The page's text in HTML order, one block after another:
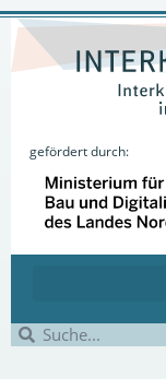
gefördert durch: